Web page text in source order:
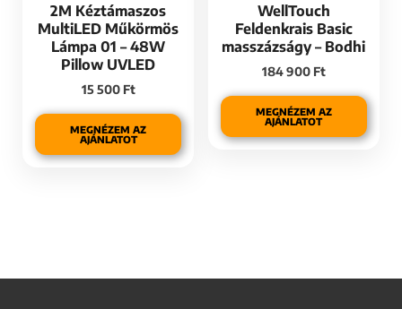
2M Kéztámaszos
MultiLED Műkörmös
Lámpa 01 – 48W
Pillow UVLED
15 500 Ft
MEGNÉZEM AZ
AJÁNLATOT
WellTouch
Feldenkrais Basic
masszázságy – Bodhi
184 900 Ft
MEGNÉZEM AZ
AJÁNLATOT